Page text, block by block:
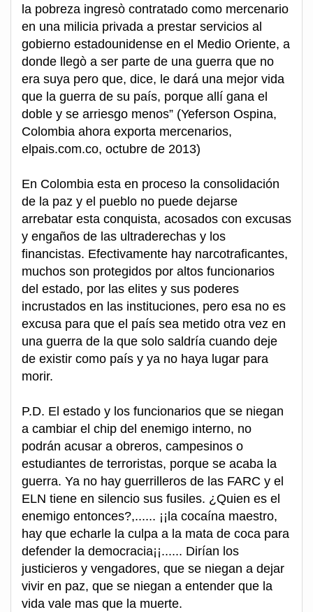
la pobreza ingresò contratado como mercenario
en una milicia privada a prestar servicios al
gobierno estadounidense en el Medio Oriente, a
donde llegò a ser parte de una guerra que no
era suya pero que, dice, le dará una mejor vida
que la guerra de su país, porque allí gana el
doble y se arriesgo menos” (Yeferson Ospina,
Colombia ahora exporta mercenarios,
elpais.com.co, octubre de 2013)
En Colombia esta en proceso la consolidación
de la paz y el pueblo no puede dejarse
arrebatar esta conquista, acosados con excusas
y engaños de las ultraderechas y los
financistas. Efectivamente hay narcotraficantes,
muchos son protegidos por altos funcionarios
del estado, por las elites y sus poderes
incrustados en las instituciones, pero esa no es
excusa para que el país sea metido otra vez en
una guerra de la que solo saldría cuando deje
de existir como país y ya no haya lugar para
morir.
P.D. El estado y los funcionarios que se niegan
a cambiar el chip del enemigo interno, no
podrán acusar a obreros, campesinos o
estudiantes de terroristas, porque se acaba la
guerra. Ya no hay guerrilleros de las FARC y el
ELN tiene en silencio sus fusiles. ¿Quien es el
enemigo entonces?,...... ¡¡la cocaína maestro,
hay que echarle la culpa a la mata de coca para
defender la democracia¡¡...... Dirían los
justicieros y vengadores, que se niegan a dejar
vivir en paz, que se niegan a entender que la
vida vale mas que la muerte.